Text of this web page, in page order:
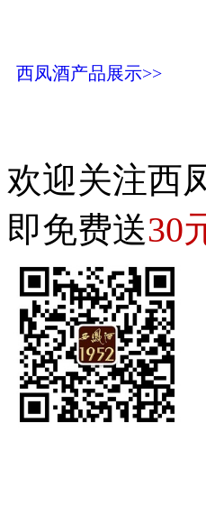
西凤酒产品展示>>
欢迎关注西
即免费送30